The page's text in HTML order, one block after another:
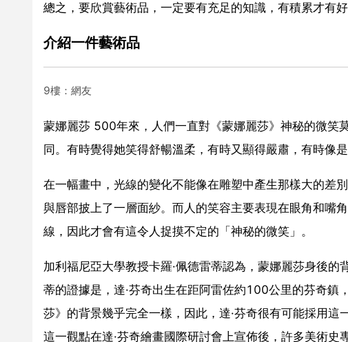
總之，要欣賞藝術品，一定要有充足的知識，有積累才有好
介紹一件藝術品
9樓：網友
蒙娜麗莎 500年來，人們一直對《蒙娜麗莎》神秘的微笑
同。有時覺得她笑得舒暢溫柔，有時又顯得嚴肅，有時像
在一幅畫中，光線的變化不能像在雕塑中產生那樣大的差
與唇部披上了一層面紗。而人的笑容主要表現在眼角和嘴
線，因此才會有這令人捉摸不定的「神秘的微笑」。
加利福尼亞大學教授卡羅·佩德雷蒂認為，蒙娜麗莎身後
蒂的證據是，達·芬奇出生在距阿雷佐約100公里的芬奇
莎》的背景幾乎完全一樣，因此，達·芬奇很有可能採用
這一觀點在達·芬奇繪畫國際研討會上宣佈後，許多美術史